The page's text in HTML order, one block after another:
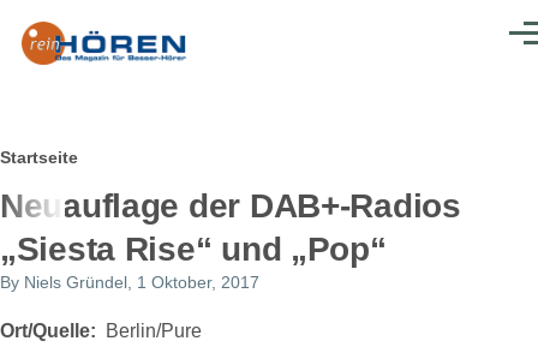
Pfadnavigation
Startseite
Neuauflage der DAB+-Radios
„Siesta Rise“ und „Pop“
By Niels Gründel , 1 Oktober, 2017
Ort/Quelle Berlin/Pure